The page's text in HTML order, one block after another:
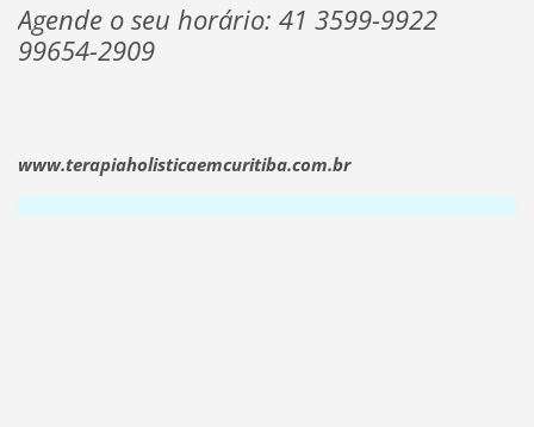
Agende o seu horário: 41 3599-9922
99654-2909
www.terapiaholisticaemcuritiba.com.br